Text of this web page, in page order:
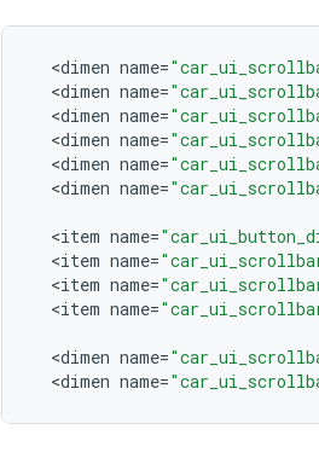
<dimen name=
<dimen name=
<dimen name=
<dimen name=
<dimen name=
<dimen name=
<item name=
<item name=
<item name=
<item name=
<dimen name=
<dimen name=